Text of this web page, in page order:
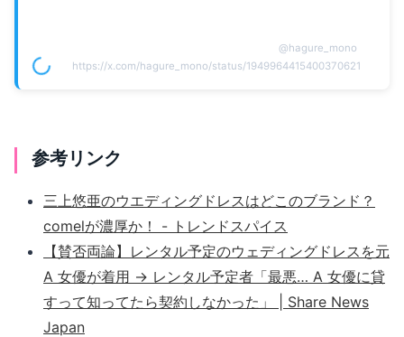
@hagure_mono
https://x.com/hagure_mono/status/1949964415400370621
参考リンク
三上悠亜のウエディングドレスはどこのブランド？
comelが濃厚か！ - トレンドスパイス
【賛否両論】レンタル予定のウェディングドレスを元
A 女優が着用 → レンタル予定者「最悪… A 女優に貸
すって知ってたら契約しなかった」 | Share News
Japan